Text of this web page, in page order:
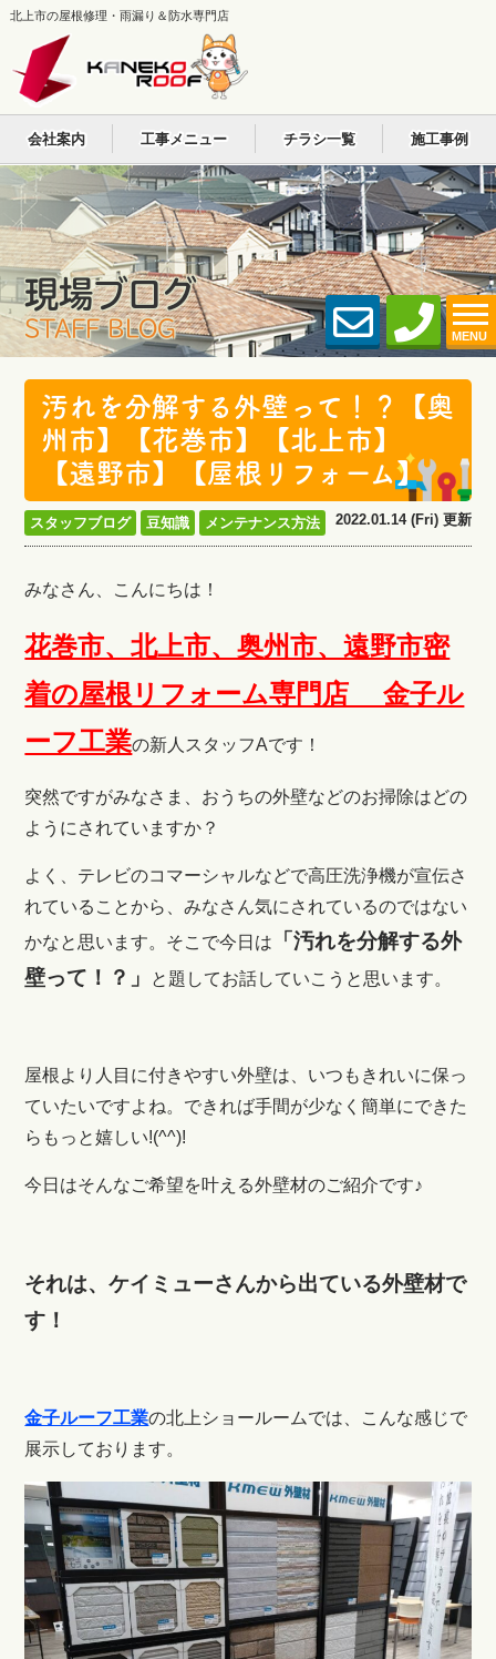
北上市の屋根修理・雨漏り＆防水専門店
MENU
会社案内 工事メニュー チラシ一覧 施工事例
現場ブログ
STAFF BLOG
汚れを分解する外壁って！？【奥
州市】【花巻市】【北上市】
【遠野市】【屋根リフォーム】
スタッフブログ 豆知識 メンテナンス方法 2022.01.14 (Fri) 更新
みなさん、こんにちは！
花巻市、北上市、奥州市、遠野市密
着の屋根リフォーム専門店 金子ル
ーフ工業の新人スタッフAです！
突然ですがみなさま、おうちの外壁などのお掃除はどの
ようにされていますか？
よく、テレビのコマーシャルなどで高圧洗浄機が宣伝さ
れていることから、みなさん気にされているのではない
かなと思います。そこで今日は
「汚れを分解する外
壁って！？」
と題してお話していこうと思います。
屋根より人目に付きやすい外壁は、いつもきれいに保っ
ていたいですよね。できれば手間が少なく簡単にできた
らもっと嬉しい!(^^)!
今日はそんなご希望を叶える外壁材のご紹介です♪
それは、ケイミューさんから出ている外壁材で
す！
金子ルーフ工業の北上ショールームでは、こんな感じで
展示しております。